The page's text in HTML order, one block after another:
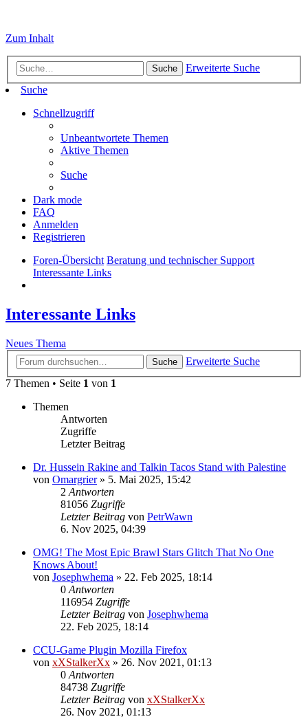
Zum Inhalt
Suche
Erweiterte Suche
Suche
Schnellzugriff
Unbeantwortete Themen
Aktive Themen
Suche
Dark mode
FAQ
Anmelden
Registrieren
Foren-Übersicht Beratung und technischer Support
Interessante Links
Interessante Links
Neues Thema
Suche
Erweiterte Suche
7 Themen • Seite 1 von 1
Themen
Antworten
Zugriffe
Letzter Beitrag
Dr. Hussein Rakine and Talkin Tacos Stand with Palestine
von Omargrier» 5. Mai 2025, 15:42
2Antworten
81056 Zugriffe
Letzter Beitrag von PetrWawn
6. Nov 2025, 04:39
OMG! The Most Epic Brawl Stars Glitch That No One
Knows About!
von Josephwhema » 22. Feb 2025, 18:14
0Antworten
116954 Zugriffe
Letzter Beitrag von Josephwhema
22. Feb 2025, 18:14
CCU-Game Plugin Mozilla Firefox
von xXStalkerXx » 26. Nov 2021, 01:13
0Antworten
84738 Zugriffe
Letzter Beitrag von xXStalkerXx
26. Nov 2021, 01:13